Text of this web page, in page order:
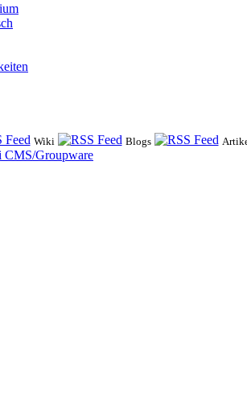
Wiki Blogs
Groupware